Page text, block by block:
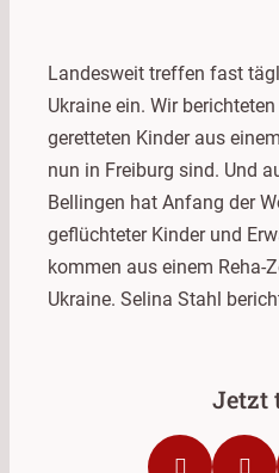
Landesweit treffen fast
Ukraine ein. Wir
geretteten Kinder aus
nun in Freiburg sind. Und
Bellingen hat Anfang der
geflüchteter Kinder und
kommen aus einem Reha-
Ukraine. Selina Stahl